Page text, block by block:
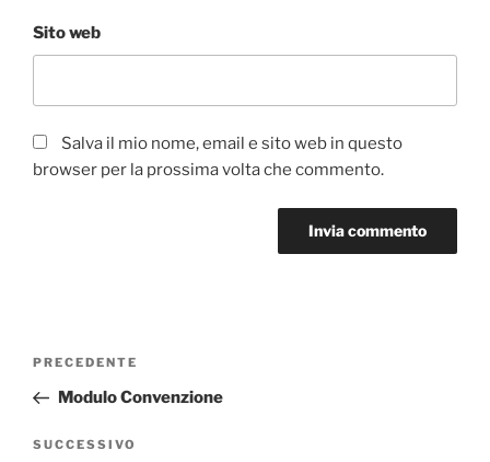
Sito web
Salva il mio nome, email e sito web in questo
browser per la prossima volta che commento.
Navigazione
Articolo
precedente:
PRECEDENTE
Modulo Convenzione
Articolo
SUCCESSIVO